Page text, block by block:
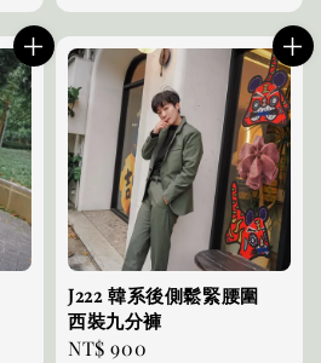
price
J222 韓系後側鬆緊腰圍
西裝九分褲
Regular
NT$ 900